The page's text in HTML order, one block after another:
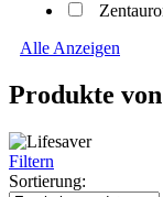
Alle Anzeigen
Produkte
Filtern
Sortierung: